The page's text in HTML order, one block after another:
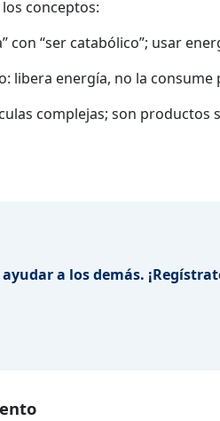
conceptos:
con “ser catabólico”; usar
libera energía, no la
complejas; son productos
a los demás.